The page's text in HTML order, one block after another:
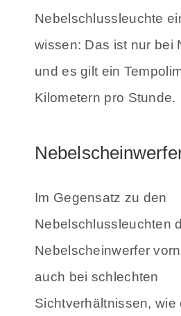
Nebelschlussleuchte
wissen: Das ist nur bei
und es gilt ein
Kilometern pro Stunde.
Im Gegensatz zu den
Nebelschlussleuchten
Nebelscheinwerfer
auch bei schlechten
Sichtverhältnissen, wie